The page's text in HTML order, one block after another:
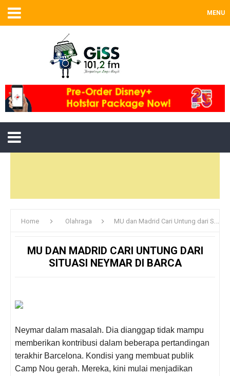
MENU
Home Olahraga MU dan Madrid Cari Untung dari Situasi Neymar di Barca
MU DAN MADRID CARI UNTUNG DARI
SITUASI NEYMAR DI BARCA
Neymar dalam masalah. Dia dianggap tidak mampu
memberikan kontribusi dalam beberapa pertandingan
terakhir Barcelona. Kondisi yang membuat publik
Camp Nou gerah. Mereka, kini mulai menjadikan